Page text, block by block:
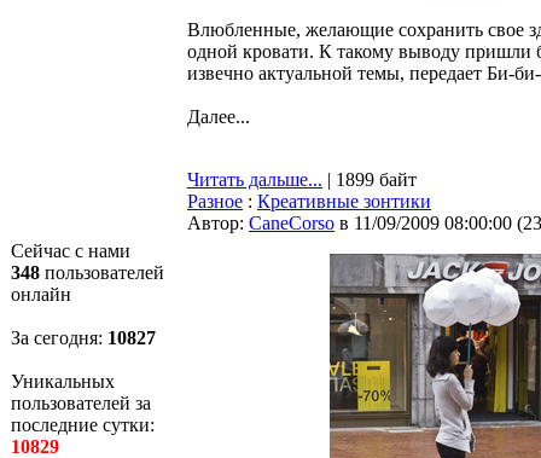
Сейчас с нами
348 пользователей
онлайн
За сегодня: 10827
Уникальных
пользователей за
последние сутки:
10829
Влюбленные, желающие сохранить свое
одной кровати. К такому выводу пришли
извечно актуальной темы, передает Би-
Далее...
Читать дальше... | 1899 байт
Разное : Креативные зонтики
Автор: CaneCorso в 11/09/2009 08:00:00 (